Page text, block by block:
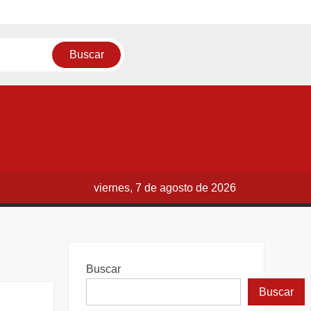
viernes, 7 de agosto de 2026
Buscar
Buscar